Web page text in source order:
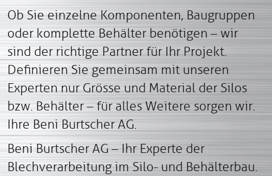
Ob Sie einzelne Komponenten, Baugruppen
oder komplette Behälter benötigen – wir
sind der richtige Partner für Ihr Projekt.
Definieren Sie gemeinsam mit unseren
Experten nur Grösse und Material der Silos
bzw. Behälter – für alles Weitere sorgen wir.
Ihre Beni Burtscher AG.
Beni Burtscher AG – Ihr Experte der
Blechverarbeitung im Silo- und Behälterbau.